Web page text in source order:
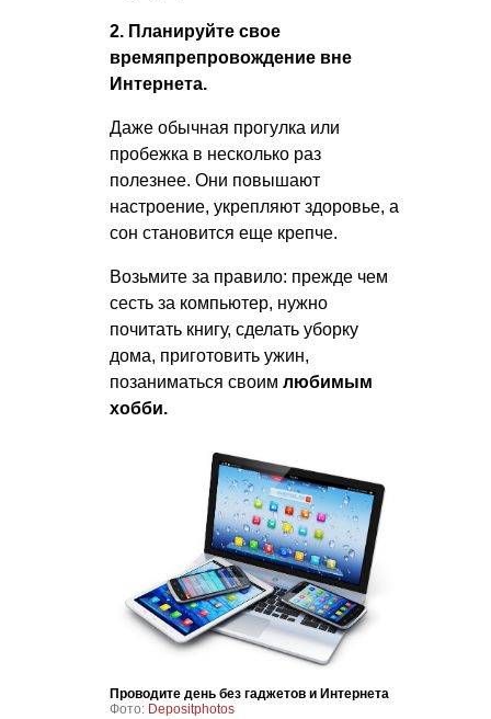
2. Планируйте свое
времяпрепровождение вне
Интернета.
Даже обычная прогулка или
пробежка в несколько раз
полезнее. Они повышают
настроение, укрепляют здоровье, а
сон становится еще крепче.
Возьмите за правило: прежде чем
сесть за компьютер, нужно
почитать книгу, сделать уборку
дома, приготовить ужин,
позаниматься своим любимым
хобби.
Проводите день без гаджетов и Интернета
Фото: Depositphotos